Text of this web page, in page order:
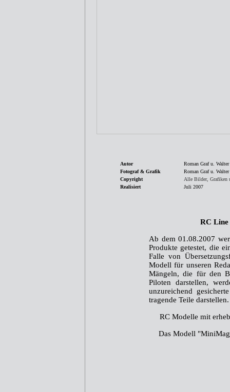
Autor
Roman Graf u. Walter
Fotograf & Grafik
Roman Graf u. Walter
Copyright
Alle Bilder, Grafiken
Realisiert
Juli 2007
RC Line
Ab dem 01.08.2007
Produkte getestet, die
Falle von
Modell für unseren
Mängeln, die für den
Piloten darstellen,
unzureichend
tragende Teile darstellen.
RC Modelle mit
Das Modell